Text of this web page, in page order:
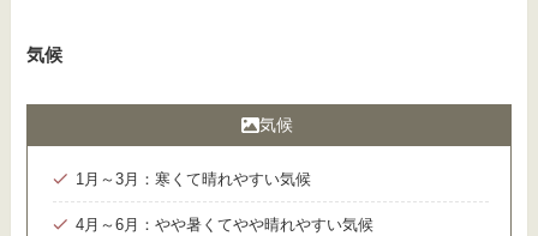
気候
気候
1月～3月：寒くて晴れやすい気候
4月～6月：やや暑くてやや晴れやすい気候